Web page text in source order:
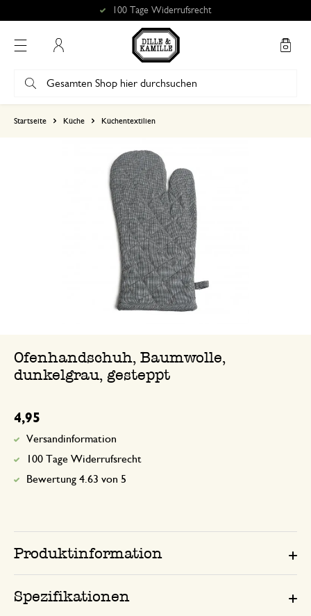
100 Tage Widerrufsrecht
Startseite Küche Küchentextilien
Ofenhandschuh, Baumwolle,
dunkelgrau, gesteppt
4,95
Versandinformation
100 Tage Widerrufsrecht
Bewertung 4.63 von 5
Produktinformation
Spezifikationen